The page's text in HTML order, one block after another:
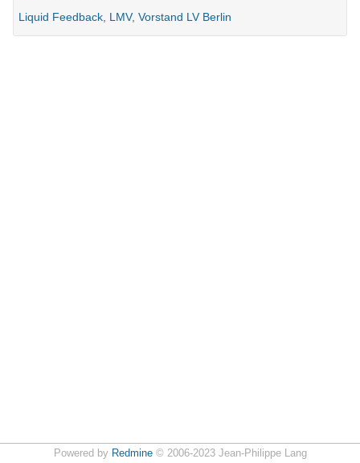
Liquid Feedback LMV Vorstand LV Berlin
Powered by Redmine© 2006-2023 Jean-Philippe Lang